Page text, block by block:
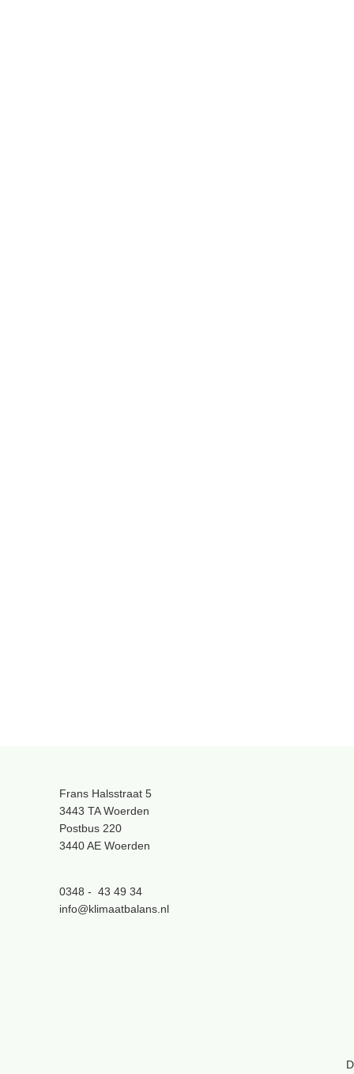
Frans Halsstraat 5
3443 TA Woerden
Postbus 220
3440 AE Woerden
0348 - 43 49 34
info@klimaatbalans.nl